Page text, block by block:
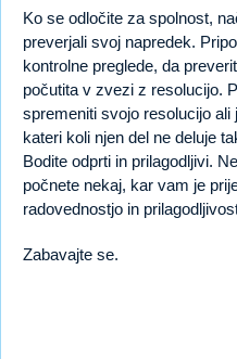
Ko se odločite za spolnost,
preverjali svoj napredek.
kontrolne preglede, da
počutita v zvezi z resolucijo.
spremeniti svojo resolucijo ali
kateri koli njen del ne deluje
Bodite odprti in prilagodljivi.
počnete nekaj, kar vam je
radovednostjo in
Zabavajte se.